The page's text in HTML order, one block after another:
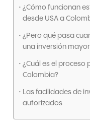
¿Cómo funcionan
desde USA a
¿Pero qué pasa
una inversión
¿Cuál es el proceso
Colombia?
Las facilidades de
autorizados